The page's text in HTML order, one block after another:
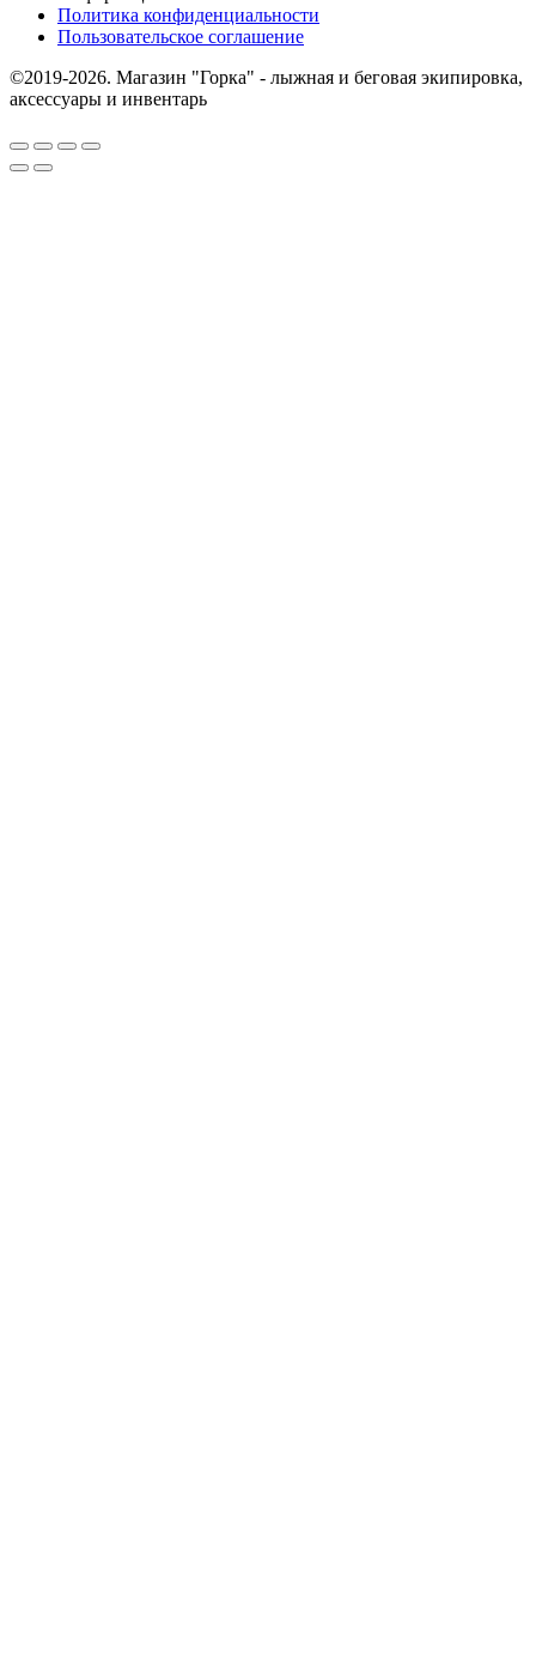
Политика конфиденциальности
Пользовательское соглашение
©2019-2026. Магазин "Горка" - лыжная и беговая экипировка,
аксессуары и инвентарь